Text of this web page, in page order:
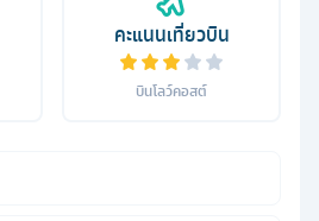
คะแนนเที่ยวบิน
บินโลว์คอสต์